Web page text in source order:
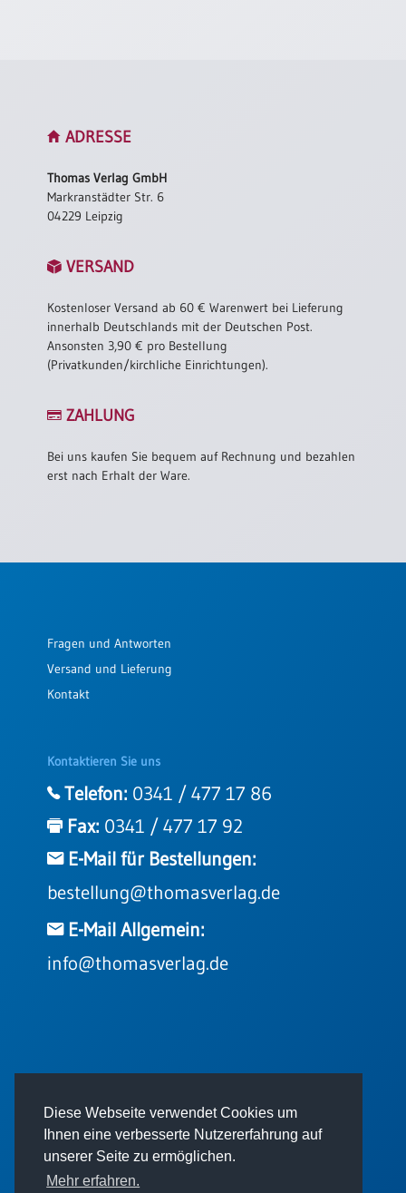
Diese Webseite verwendet Cookies um
Ihnen eine verbesserte Nutzererfahrung auf
unserer Seite zu ermöglichen.
Mehr erfahren.
Kirchen(wieder)eintritt
PC-
Urkunden
Neuerscheinungen
Einzelposter
Jahreslosung
Restbestände
Restbestände
Broschüren
ADRESSE
Thomas Verlag GmbH
Markranstädter Str. 6
04229 Leipzig
VERSAND
Kostenloser Versand ab 60 € Warenwert bei Lieferung
innerhalb Deutschlands mit der Deutschen Post.
Ansonsten 3,90 € pro Bestellung
(Privatkunden/kirchliche Einrichtungen).
ZAHLUNG
Bei uns kaufen Sie bequem auf Rechnung und bezahlen
erst nach Erhalt der Ware.
Fragen und Antworten
Versand und Lieferung
Kontakt
Kontaktieren Sie uns
Telefon: 0341 / 477 17 86
Fax: 0341 / 477 17 92
E-Mail für Bestellungen:
bestellung@thomasverlag.de
E-Mail Allgemein:
info@thomasverlag.de